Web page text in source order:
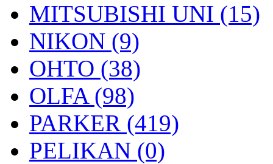
MITSUBISHI UNI (15)
NIKON (9)
OHTO (38)
OLFA (98)
PARKER (419)
PELIKAN (0)